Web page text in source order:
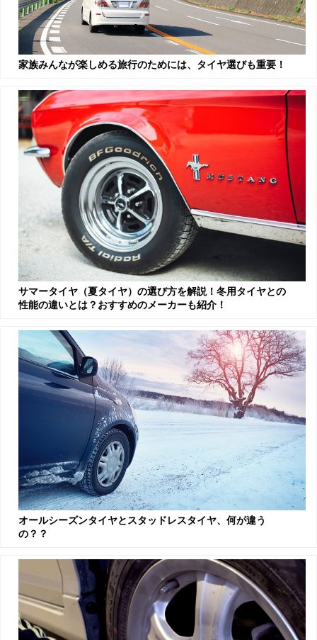
家族みんなが楽しめる旅行のためには、タイヤ選びも重要！
サマータイヤ（夏タイヤ）の選び方を解説！冬用タイヤとの
性能の違いとは？おすすめのメーカーも紹介！
オールシーズンタイヤとスタッドレスタイヤ、何が違う
の？？